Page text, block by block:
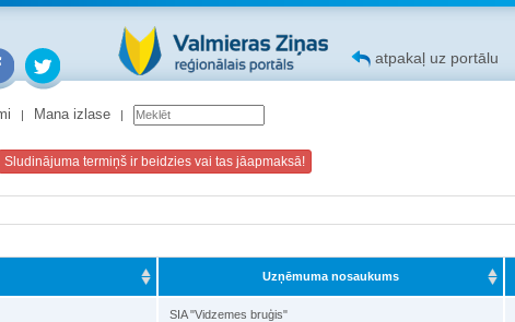
atpakaļ uz portālu
Mana izlase
Sludinājuma termiņš ir beidzies vai tas jāapmaksā!
Uzņēmuma nosaukums
SIA "Vidzemes bruģis"